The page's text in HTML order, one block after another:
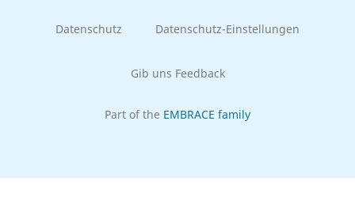
Datenschutz Datenschutz-Einstellungen
Gib uns Feedback
Part of the EMBRACE family